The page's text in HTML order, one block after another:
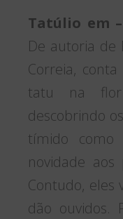
Tatúlio em
De autoria de
Correia,
tatu na
descobrindo
tímido
novidade
Contudo, eles
dão ouvidos.